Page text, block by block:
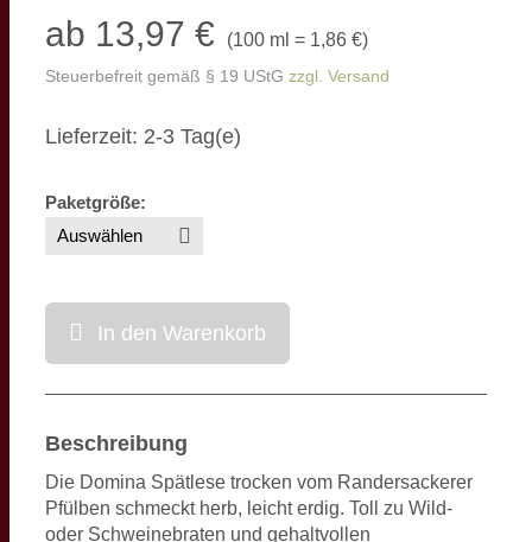
ab 13,97 € (100 ml = 1,86 €)
Steuerbefreit gemäß § 19 UStG zzgl. Versand
Lieferzeit: 2-3 Tag(e)
Paketgröße:
In den Warenkorb
Beschreibung
Die Domina Spätlese trocken vom Randersackerer
Pfülben schmeckt herb, leicht erdig. Toll zu Wild-
oder Schweinebraten und gehaltvollen